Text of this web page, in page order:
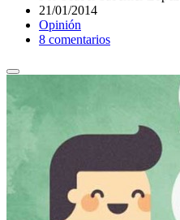
21/01/2014
Opinión
8 comentarios